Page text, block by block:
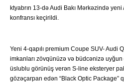
Test Drive yazılın
Audi servis xidməti
ktyabrın 13-də Audi Bakı Mərkəzində
konfransı keçirildi.
Yeni 4-qapılı premium Coupe SUV- Audi
imkanları zövqünüzə və büdcənizə
üslublu görünüş verən S-line eksteryer
gözəçarpan edən “Black Optic Package”